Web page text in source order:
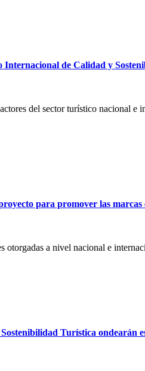
Internacional de Calidad y
del sector turístico nacional
para promover las
otorgadas a nivel nacional e
Turística ondearán